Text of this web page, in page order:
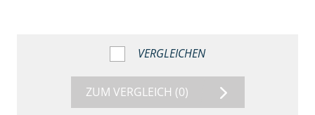
VERGLEICHEN
ZUM VERGLEICH (0)